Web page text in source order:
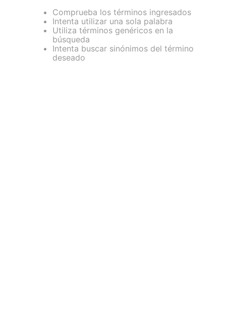
Comprueba los términos ingresados
Intenta utilizar una sola palabra
Utiliza términos genéricos en la
búsqueda
Intenta buscar sinónimos del término
deseado